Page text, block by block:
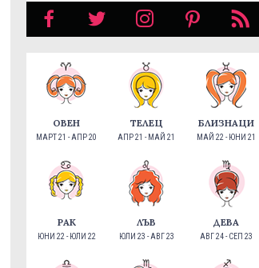
ОВЕН
МАРТ 21 - АПР 20
ТЕЛЕЦ
АПР 21 - МАЙ 21
БЛИЗНАЦИ
МАЙ 22 - ЮНИ 21
РАК
ЮНИ 22 - ЮЛИ 22
ЛЪВ
ЮЛИ 23 - АВГ 23
ДЕВА
АВГ 24 - СЕП 23